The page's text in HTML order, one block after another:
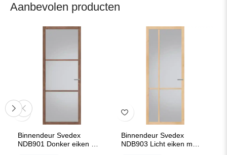
Aanbevolen producten
Binnendeur Svedex
NDB901 Donker eiken met
Binnendeur Svedex
NDB903 Licht eiken met